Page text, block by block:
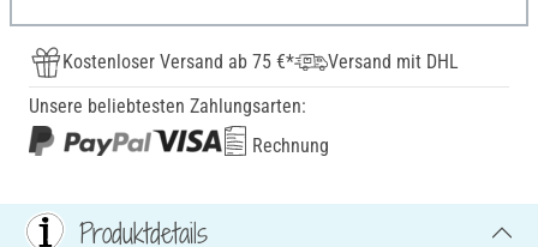
Kostenloser Versand ab 75 €*
Versand mit DHL
Unsere beliebtesten Zahlungsarten:
Rechnung
Produktdetails